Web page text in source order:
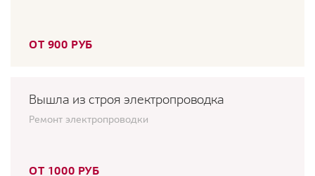
ОТ 900 РУБ
Вышла из строя электропроводка
Ремонт электропроводки
ОТ 1000 РУБ